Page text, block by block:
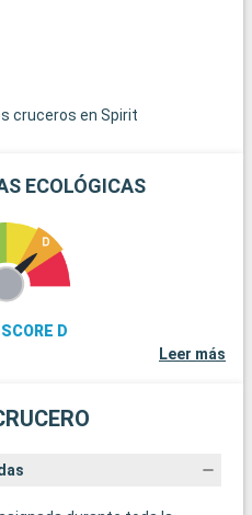
cruceros en Spirit
ECOLÓGICAS
D
Leer más